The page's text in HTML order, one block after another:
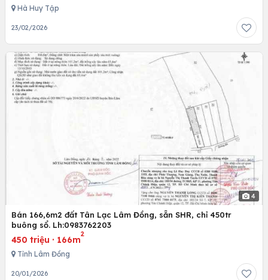
Hà Huy Tập
23/02/2026
4
Bán 166,6m2 đất Tân Lạc Lâm Đồng, sẵn SHR, chỉ 450tr
buông sổ. Lh:0983762203
450 triệu · 166m
2
Tỉnh Lâm Đồng
20/01/2026